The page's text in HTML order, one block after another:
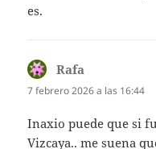
es.
Rafa
7 febrero 2026 a las 16:44
Inaxio puede que si
Vizcaya.. me suena